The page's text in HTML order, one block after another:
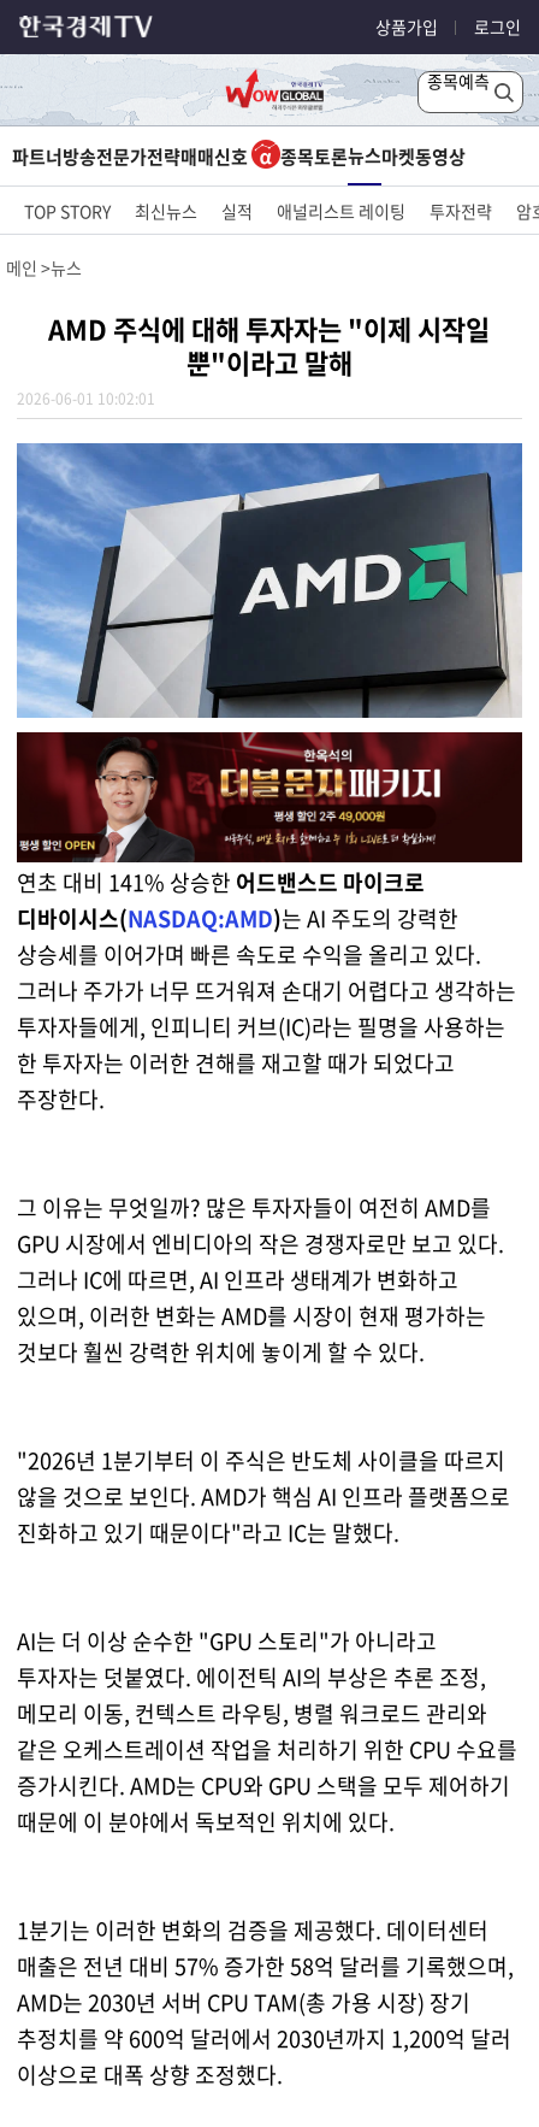
상품가입 로그인
종목예측
파트너방송전문가전략매매신호 종목토론뉴스마켓동영상
TOP STORY 최신뉴스 실적 애널리스트 레이팅 투자전략 암
메인 뉴스
AMD 주식에 대해 투자자는 "이제 시작일
뿐"이라고 말해
2026-06-01 10:02:01
연초 대비 141% 상승한 어드밴스드 마이크로
디바이시스(NASDAQ:AMD)는 AI 주도의 강력한
상승세를 이어가며 빠른 속도로 수익을 올리고 있다.
그러나 주가가 너무 뜨거워져 손대기 어렵다고 생각하는
투자자들에게, 인피니티 커브(IC)라는 필명을 사용하는
한 투자자는 이러한 견해를 재고할 때가 되었다고
주장한다.
그 이유는 무엇일까? 많은 투자자들이 여전히 AMD를
GPU 시장에서 엔비디아의 작은 경쟁자로만 보고 있다.
그러나 IC에 따르면, AI 인프라 생태계가 변화하고
있으며, 이러한 변화는 AMD를 시장이 현재 평가하는
것보다 훨씬 강력한 위치에 놓이게 할 수 있다.
"2026년 1분기부터 이 주식은 반도체 사이클을 따르지
않을 것으로 보인다. AMD가 핵심 AI 인프라 플랫폼으로
진화하고 있기 때문이다"라고 IC는 말했다.
AI는 더 이상 순수한 "GPU 스토리"가 아니라고
투자자는 덧붙였다. 에이전틱 AI의 부상은 추론 조정,
메모리 이동, 컨텍스트 라우팅, 병렬 워크로드 관리와
같은 오케스트레이션 작업을 처리하기 위한 CPU 수요를
증가시킨다. AMD는 CPU와 GPU 스택을 모두 제어하기
때문에 이 분야에서 독보적인 위치에 있다.
1분기는 이러한 변화의 검증을 제공했다. 데이터센터
매출은 전년 대비 57% 증가한 58억 달러를 기록했으며,
AMD는 2030년 서버 CPU TAM(총 가용 시장) 장기
추정치를 약 600억 달러에서 2030년까지 1,200억 달러
이상으로 대폭 상향 조정했다.